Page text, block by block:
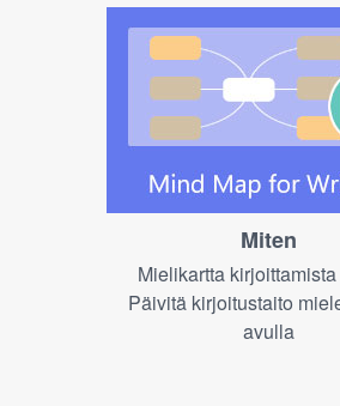
Miten
Mielikartta
Päivitä kirjoitustaito
avulla